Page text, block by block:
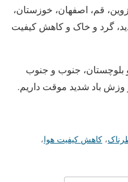
قم، اصفهان، خوزستان،
گرد و خاک و کاهش کیفیت
جنوب و جنوب
باد شدید موقت داریم.
، کاهش کیفیت هوا،